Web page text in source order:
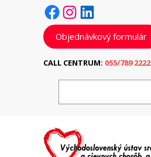
Facebook Instagram LinkedIn
Objednávkový formulár
CALL CENTRUM: 055/789 2222
H
d